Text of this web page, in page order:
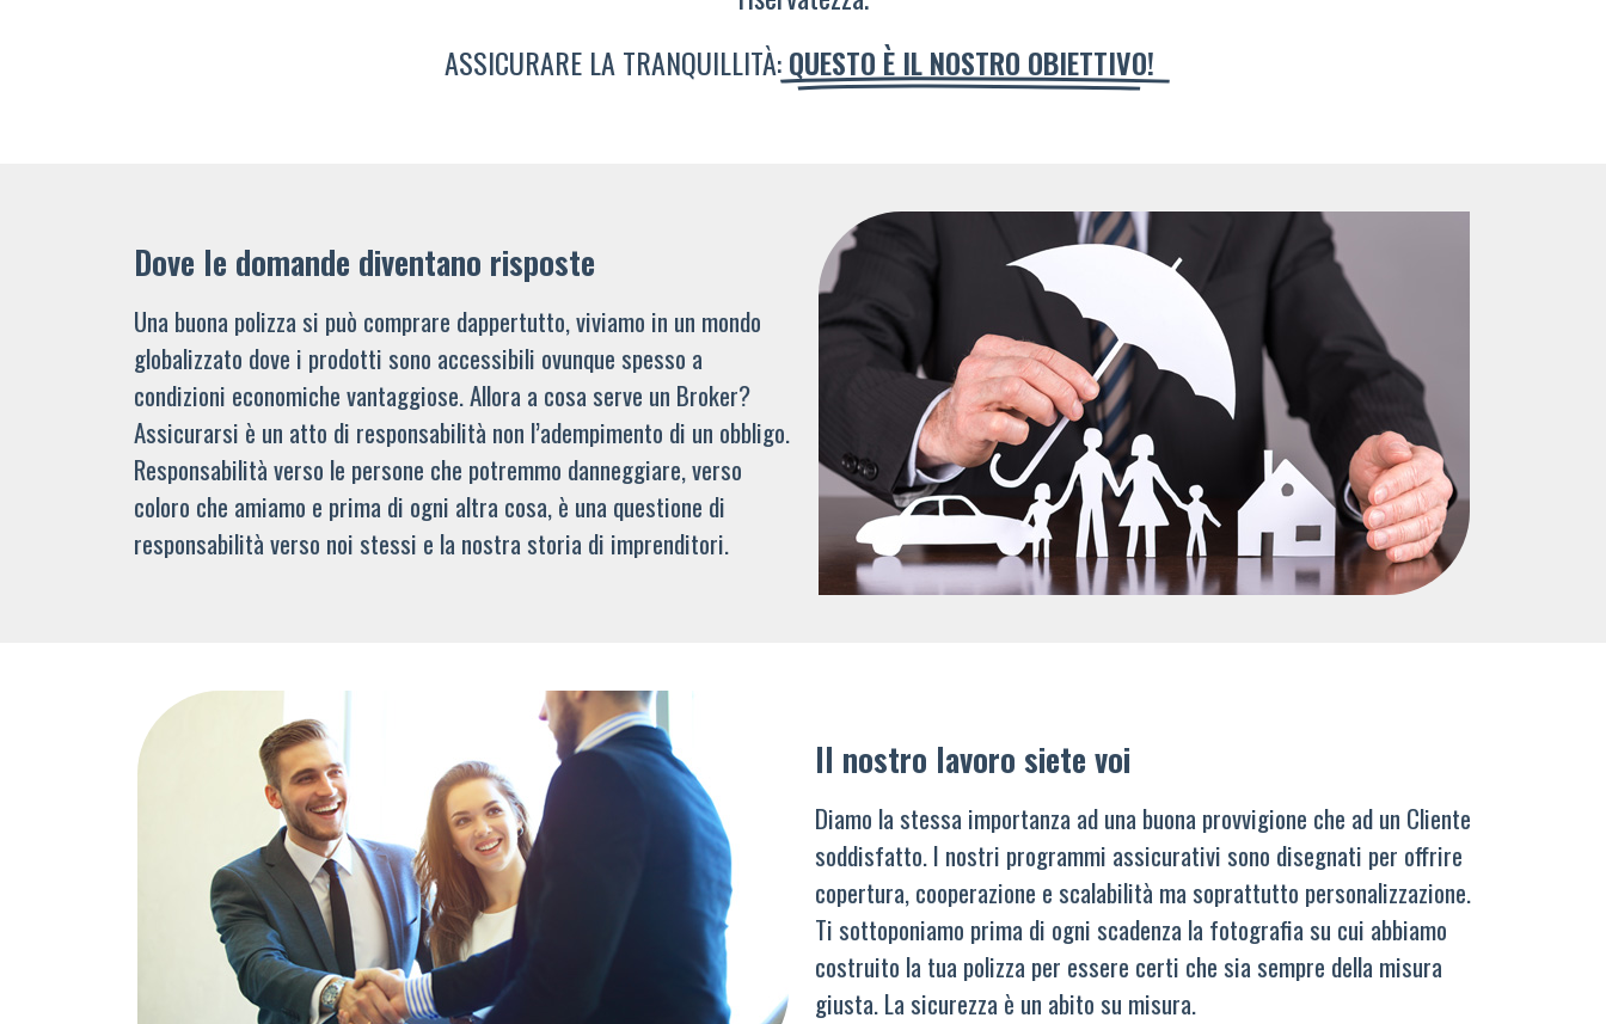
ASSICURARE LA TRANQUILLITÀ:QUESTO È IL NOSTRO OBIETTIVO!
Dove le domande diventano risposte
Una buona polizza si può comprare dappertutto, viviamo in un mondo
globalizzato dove i prodotti sono accessibili ovunque spesso a
condizioni economiche vantaggiose. Allora a cosa serve un Broker?
Assicurarsi è un atto di responsabilità non l’adempimento di un obbligo.
Responsabilità verso le persone che potremmo danneggiare, verso
coloro che amiamo e prima di ogni altra cosa, è una questione di
responsabilità verso noi stessi e la nostra storia di imprenditori.
Il nostro lavoro siete voi
Diamo la stessa importanza ad una buona provvigione che ad un Cliente
soddisfatto. I nostri programmi assicurativi sono disegnati per offrire
copertura, cooperazione e scalabilità ma soprattutto personalizzazione.
Ti sottoponiamo prima di ogni scadenza la fotografia su cui abbiamo
costruito la tua polizza per essere certi che sia sempre della misura
giusta. La sicurezza è un abito su misura.